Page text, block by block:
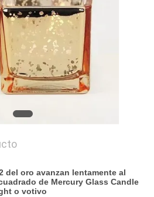
del oro avanzan lentamente al
de Mercury Glass Candle
o votivo